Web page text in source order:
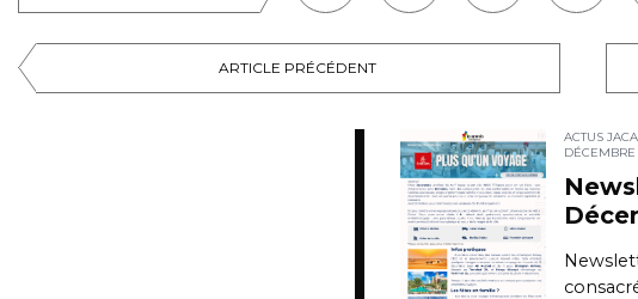
ARTICLE PRÉCÉDENT
ACTUS